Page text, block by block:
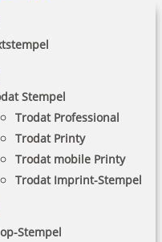
Stempel
Trodat Professional
Trodat Printy
Trodat mobile Printy
Trodat Imprint-Stempel
Stempel